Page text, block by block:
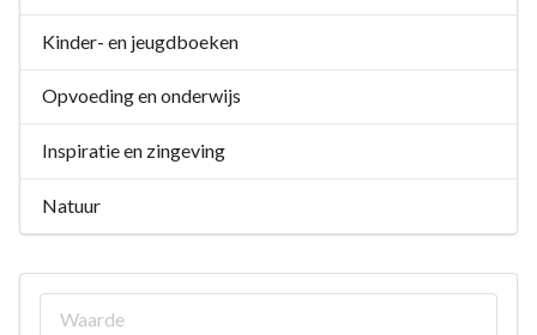
Kinder- en jeugdboeken
Opvoeding en onderwijs
Inspiratie en zingeving
Natuur